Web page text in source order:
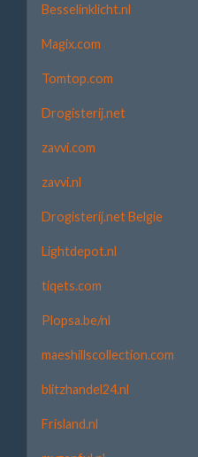
Besselinklicht.nl
Magix.com
Tomtop.com
Drogisterij.net
zavvi.com
zavvi.nl
Drogisterij.net Belgie
Lightdepot.nl
tiqets.com
Plopsa.be/nl
maeshillscollection.com
blitzhandel24.nl
Frisland.nl